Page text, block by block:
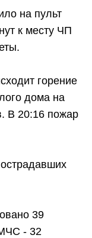
на пульт
к месту ЧП
горение
дома на
В 20:16 пожар
39
- 32